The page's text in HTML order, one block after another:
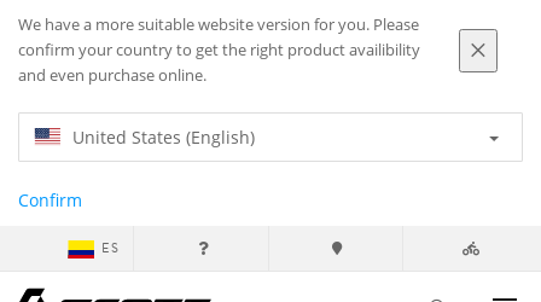
We have a more suitable website version for you. Please
confirm your country to get the right product availibility
and even purchase online.
United States (English)
Confirm
ES